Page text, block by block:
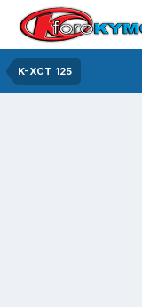
K-XCT 125